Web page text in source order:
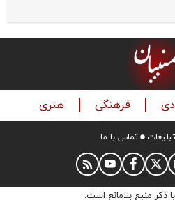
فرهنگی هنری
تبلیغات تماس با ما
ذکر منبع بلامانع است.